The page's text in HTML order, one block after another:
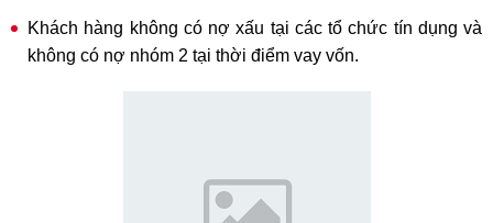
Khách hàng không có nợ xấu tại các tổ chức tín dụng và
không có nợ nhóm 2 tại thời điểm vay vốn.